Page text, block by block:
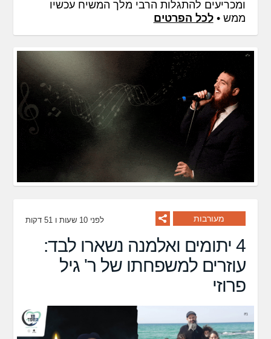
ומכריעים להתגלות הרבי מלך המשיח עכשיו
ממש •לכל הפרטים
מעורבות לפני 10 שעות ו 51 דקות
4 יתומים ואלמנה נשארו לבד:
עוזרים למשפחתו של ר' גיל
פרוזי